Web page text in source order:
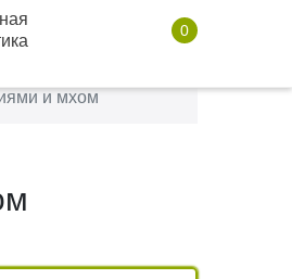
0
и мхом